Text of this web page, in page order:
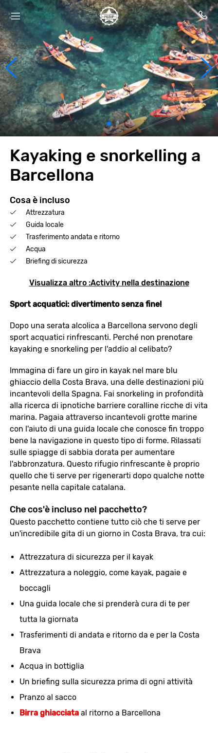
Kayaking e snorkelling a
Barcellona
Cosa è incluso
Attrezzatura
Guida locale
Trasferimento andata e ritorno
Acqua
Briefing di sicurezza
Visualizza altro :Activity nella destinazione
Sport acquatici: divertimento senza fine!
Dopo una serata alcolica a Barcellona servono degli
sport acquatici rinfrescanti. Perché non prenotare
kayaking e snorkeling per l'addio al celibato?
Immagina di fare un giro in kayak nel mare blu
ghiaccio della Costa Brava, una delle destinazioni più
incantevoli della Spagna. Fai snorkeling in profondità
alla ricerca di ipnotiche barriere coralline ricche di vita
marina. Pagaia attraverso incantevoli grotte marine
con l'aiuto di una guida locale che conosce fin troppo
bene la navigazione in questo tipo di forme. Rilassati
sulle spiagge di sabbia dorata per aumentare
l'abbronzatura. Questo rifugio rinfrescante è proprio
quello che ti serve per rigenerarti dopo qualche notte
pesante nella capitale catalana.
Che cos'è incluso nel pacchetto?
Questo pacchetto contiene tutto ciò che ti serve per
un'incredibile gita di un giorno in Costa Brava, tra cui:
Attrezzatura di sicurezza per il kayak
Attrezzatura a noleggio, come kayak, pagaie e
boccagli
Una guida locale che si prenderà cura di te per
tutta la giornata
Trasferimenti di andata e ritorno da e per la Costa
Brava
Acqua in bottiglia
Un briefing sulla sicurezza prima di ogni attività
Pranzo al sacco
Birra ghiacciata al ritorno a Barcellona